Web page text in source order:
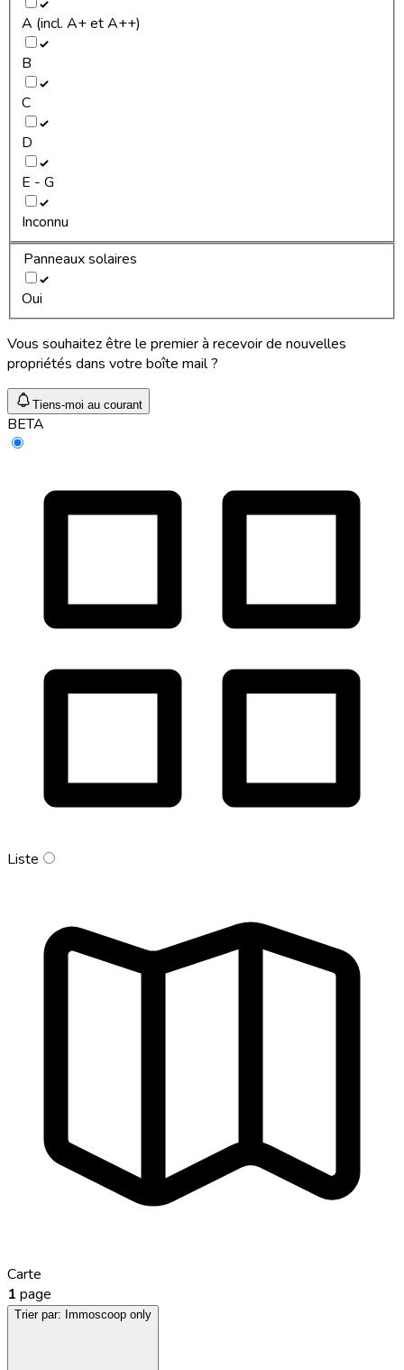
A (incl. A+ et A++)
B
C
D
E - G
Inconnu
Panneaux solaires
Oui
Vous souhaitez être le premier à recevoir de nouvelles
propriétés dans votre boîte mail ?
Tiens-moi au courant
BETA
Liste
Carte
1 page
Trier par: Immoscoop only